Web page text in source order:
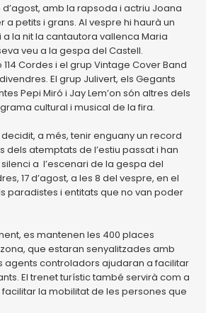
d’agost, amb la rapsoda i actriu Joana
a petits i grans. Al vespre hi haurà un
la nit la cantautora vallenca Maria
veu a la gespa del Castell.
114 Cordes i el grup Vintage Cover Band
El grup Julivert, els Gegants
Pepi Miró i Jay Lem’on són altres dels
cultural i musical de la fira.
a més, tenir enguany un record
dels atemptats de l’estiu passat i han
a l’escenari de la gespa del
17 d’agost, a les 8 del vespre, en el
paradistes i entitats que no van poder
es mantenen les 400 places
que estaran senyalitzades amb
agents controladors ajudaran a facilitar
El trenet turístic també servirà com a
la mobilitat de les persones que